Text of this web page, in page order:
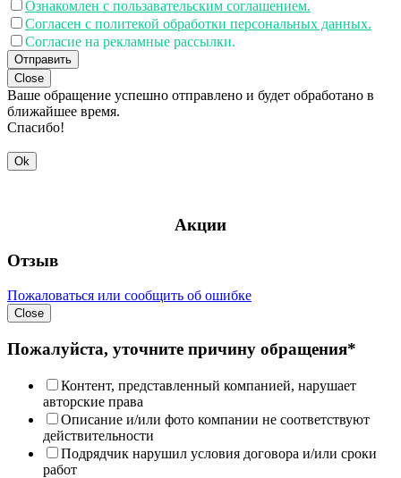
Ознакомлен с пользавательским соглашением.
Согласен с политекой обработки персональных данных.
Согласие на рекламные рассылки.
Отправить
Close
Ваше обращение успешно отправлено и будет обработано в
ближайшее время.
Спасибо!
Ok
Акции
Отзыв
Пожаловаться или сообщить об ошибке
Close
Пожалуйста, уточните причину обращения*
Контент, представленный компанией, нарушает
авторские права
Описание и/или фото компании не соответствуют
действительности
Подрядчик нарушил условия договора и/или сроки
работ